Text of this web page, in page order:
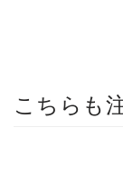
こちらも